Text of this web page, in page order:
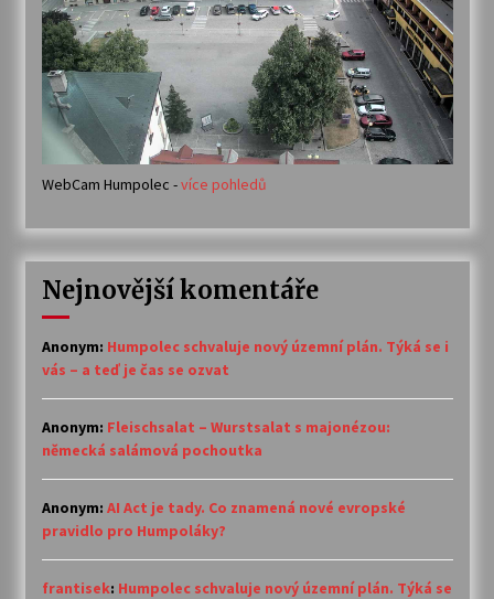
WebCam Humpolec -více pohledů
Nejnovější komentáře
Anonym: Humpolec schvaluje nový územní plán. Týká se i
vás – a teď je čas se ozvat
Anonym: Fleischsalat – Wurstsalat s majonézou:
německá salámová pochoutka
Anonym: AI Act je tady. Co znamená nové evropské
pravidlo pro Humpoláky?
frantisek: Humpolec schvaluje nový územní plán. Týká se